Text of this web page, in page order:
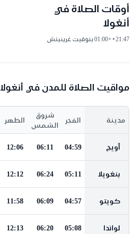
أوقات الصلاة في
أنغولا
21:47 • +01:00 بتوقيت غرينيتش
مواقيت الصلاة للمدن في أنغولا
مدينة الفجر
شروق
الشمس
الظهر
أويج 04:59
06:11
12:06
بنغويلا 05:11
06:24
12:12
كويتو 04:57
06:09
11:58
لواندا 05:08
06:20
12:13